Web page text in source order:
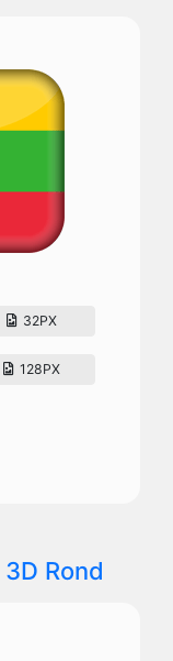
32PX
128PX
3D Rond